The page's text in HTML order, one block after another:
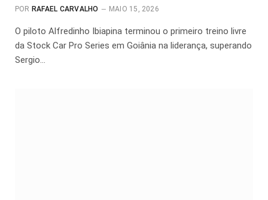
POR RAFAEL CARVALHO MAIO 15, 2026
O piloto Alfredinho Ibiapina terminou o primeiro treino livre
da Stock Car Pro Series em Goiânia na liderança, superando
Sergio…